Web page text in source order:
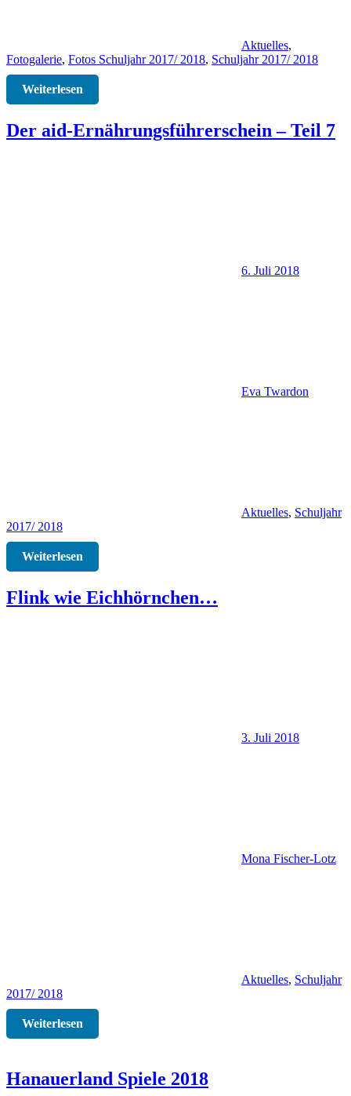
Aktuelles,
Fotogalerie, Fotos Schuljahr 2017/ 2018, Schuljahr 2017/ 2018
Weiterlesen
Der aid-Ernährungsführerschein – Teil 7
6. Juli 2018
Eva Twardon
Aktuelles, Schuljahr
2017/ 2018
Weiterlesen
Flink wie Eichhörnchen…
3. Juli 2018
Mona Fischer-Lotz
Aktuelles, Schuljahr
2017/ 2018
Weiterlesen
Hanauerland Spiele 2018